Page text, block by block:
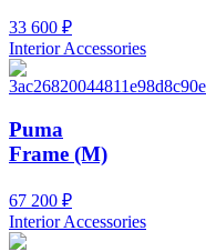
33 600 ₽
Interior Accessories
Puma
Frame (M)
67 200 ₽
Interior Accessories